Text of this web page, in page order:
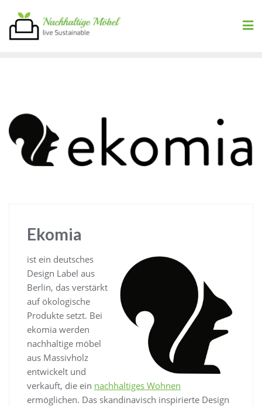
content
Ekomia
ist ein deutsches
Design Label aus
Berlin, das verstärkt
auf ökologische
Produkte setzt. Bei
ekomia werden
nachhaltige möbel
aus Massivholz
entwickelt und
verkauft, die ein nachhaltiges Wohnen
ermöglichen. Das skandinavisch inspirierte Design